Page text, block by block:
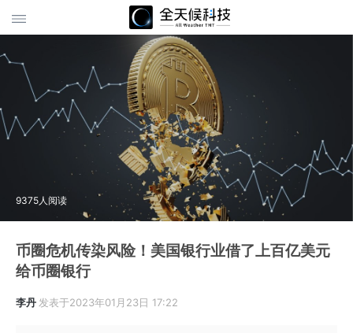
9375人阅读
币圈危机传染风险！美国银行业借了上百亿美元
给币圈银行
李丹发表于2023年01月23日 17:22